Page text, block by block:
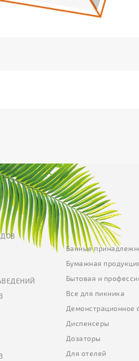
Банные
Бумажная
Бытовая и
Все для пикника
Демонстрационное
Диспенсеры
Дозаторы
Для отелей